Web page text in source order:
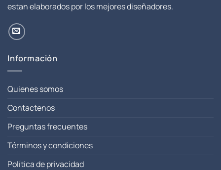
estan elaborados por los mejores diseñadores.
Información
Quienes somos
Contactenos
Preguntas frecuentes
Términos y condiciones
Política de privacidad